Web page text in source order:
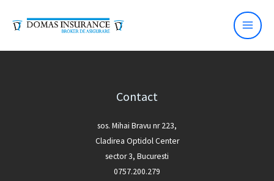
Contact
sos. Mihai Bravu nr 223,
Cladirea Optidol Center
sector 3, Bucuresti
0757.200.279